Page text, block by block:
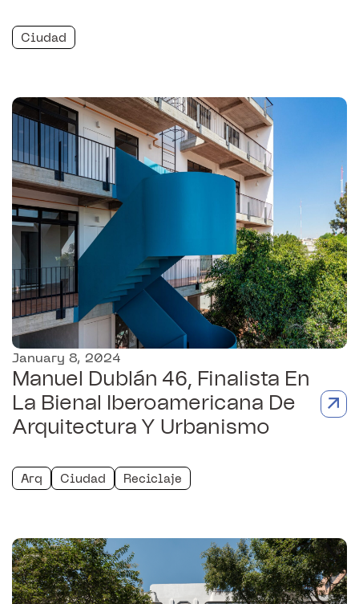
Ciudad
January 8, 2024
Manuel Dublán 46, Finalista En
La Bienal Iberoamericana De
Arquitectura Y Urbanismo
Arq Ciudad Reciclaje